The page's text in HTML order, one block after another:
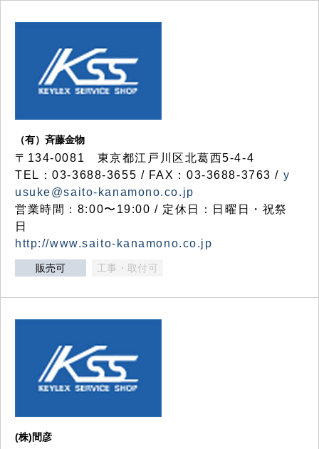
（有）斉藤金物
〒134-0081 東京都江戸川区北葛西5-4-4
TEL：03-3688-3655 / FAX：03-3688-3763 / y
usuke@saito-kanamono.co.jp
営業時間：8:00〜19:00 / 定休日：日曜日・祝祭
日
http://www.saito-kanamono.co.jp
販売可 工事・取付可
(株)間彦